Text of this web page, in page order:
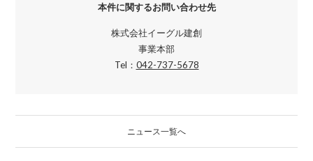
本件に関するお問い合わせ先
株式会社イーグル建創
事業本部
Tel： 042-737-5678
ニュース一覧へ